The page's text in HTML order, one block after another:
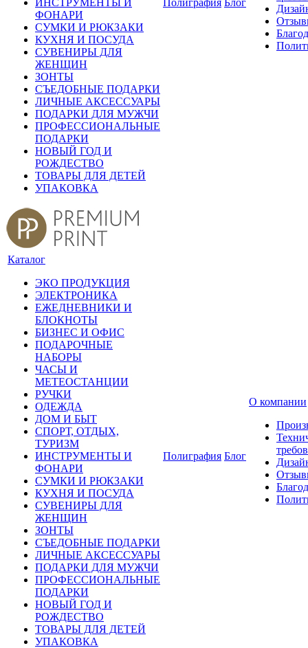
ИНСТРУМЕНТЫ И
ФОНАРИ
СУМКИ И РЮКЗАКИ
КУХНЯ И ПОСУДА
СУВЕНИРЫ ДЛЯ
ЖЕНЩИН
ЗОНТЫ
СЪЕДОБНЫЕ ПОДАРКИ
ЛИЧНЫЕ АКСЕССУАРЫ
ПОДАРКИ ДЛЯ МУЖЧИ
ПРОФЕССИОНАЛЬНЫЕ
ПОДАРКИ
НОВЫЙ ГОД И
РОЖДЕСТВО
ТОВАРЫ ДЛЯ ДЕТЕЙ
УПАКОВКА
Полиграфия Блог
Каталог
ЭКО ПРОДУКЦИЯ
ЭЛЕКТРОНИКА
ЕЖЕДНЕВНИКИ И
БЛОКНОТЫ
БИЗНЕС И ОФИС
ПОДАРОЧНЫЕ
НАБОРЫ
ЧАСЫ И
МЕТЕОСТАНЦИИ
РУЧКИ
ОДЕЖДА
ДОМ И БЫТ
СПОРТ, ОТДЫХ,
ТУРИЗМ
ИНСТРУМЕНТЫ И
ФОНАРИ
СУМКИ И РЮКЗАКИ
КУХНЯ И ПОСУДА
СУВЕНИРЫ ДЛЯ
ЖЕНЩИН
ЗОНТЫ
СЪЕДОБНЫЕ ПОДАРКИ
ЛИЧНЫЕ АКСЕССУАРЫ
ПОДАРКИ ДЛЯ МУЖЧИ
ПРОФЕССИОНАЛЬНЫЕ
ПОДАРКИ
НОВЫЙ ГОД И
РОЖДЕСТВО
ТОВАРЫ ДЛЯ ДЕТЕЙ
УПАКОВКА
Полиграфия Блог
О компании